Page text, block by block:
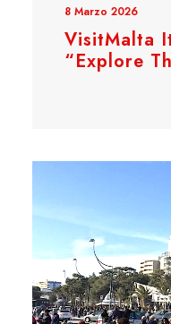
8 Marzo 2026
VisitMalta
“Explore